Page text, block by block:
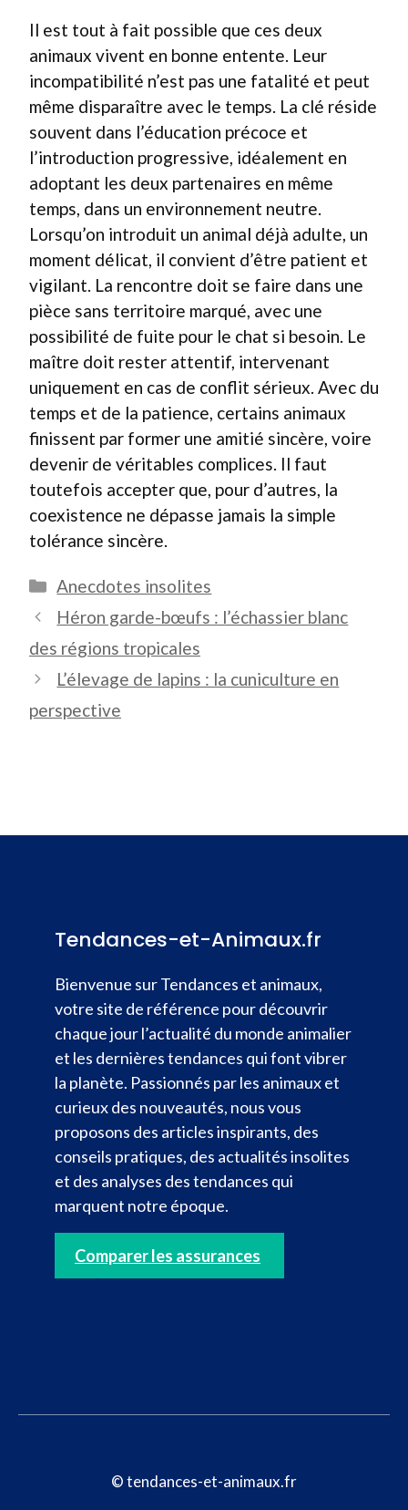
Il est tout à fait possible que ces deux
animaux vivent en bonne entente. Leur
incompatibilité n’est pas une fatalité et peut
même disparaître avec le temps. La clé réside
souvent dans l’éducation précoce et
l’introduction progressive, idéalement en
adoptant les deux partenaires en même
temps, dans un environnement neutre.
Lorsqu’on introduit un animal déjà adulte, un
moment délicat, il convient d’être patient et
vigilant. La rencontre doit se faire dans une
pièce sans territoire marqué, avec une
possibilité de fuite pour le chat si besoin. Le
maître doit rester attentif, intervenant
uniquement en cas de conflit sérieux. Avec du
temps et de la patience, certains animaux
finissent par former une amitié sincère, voire
devenir de véritables complices. Il faut
toutefois accepter que, pour d’autres, la
coexistence ne dépasse jamais la simple
tolérance sincère.
Catégories
Anecdotes insolites
Héron garde-bœufs : l’échassier blanc
des régions tropicales
L’élevage de lapins : la cuniculture en
perspective
Tendances-et-Animaux.fr
Bienvenue sur Tendances et animaux,
votre site de référence pour découvrir
chaque jour l’actualité du monde animalier
et les dernières tendances qui font vibrer
la planète. Passionnés par les animaux et
curieux des nouveautés, nous vous
proposons des articles inspirants, des
conseils pratiques, des actualités insolites
et des analyses des tendances qui
marquent notre époque.
Comparer les assurances
© tendances-et-animaux.fr